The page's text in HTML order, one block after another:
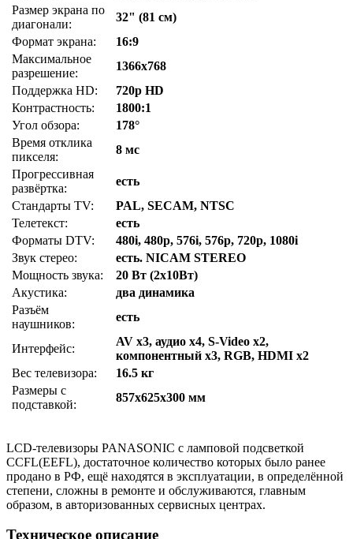
Размер экрана по
диагонали:
32" (81 см)
Формат экрана:
16:9
Максимальное
разрешение:
1366x768
Поддержка HD:
720p HD
Контрастность:
1800:1
Угол обзора:
178°
Время отклика
пикселя:
8 мс
Прогрессивная
развёртка:
есть
Стандарты TV:
PAL, SECAM, NTSC
Телетекст:
есть
Форматы DTV:
480i, 480p, 576i, 576p, 720p, 1080i
Звук стерео:
есть. NICAM STEREO
Мощность звука:
20 Вт (2x10Вт)
Акустика:
два динамика
Разъём
наушников:
есть
Интерфейс:
AV x3, аудио x4, S-Video x2,
компонентный x3, RGB, HDMI x2
Вес телевизора:
16.5 кг
Размеры с
подставкой:
857x625x300 мм
LCD-телевизоры PANASONIC с ламповой подсветкой
CCFL(EEFL), достаточное количество которых было ранее
продано в РФ, ещё находятся в эксплуатации, в определённой
степени, сложны в ремонте и обслуживаются, главным
образом, в авторизованных сервисных центрах.
Техническое описание